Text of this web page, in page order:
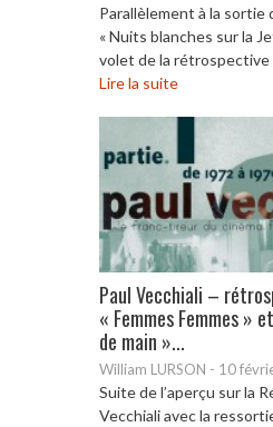
Parallèlement à la sortie
« Nuits blanches sur la
volet de la rétrospective
Lire la suite
Paul Vecchiali –
« Femmes Femmes »
de main »...
William LURSON - 10
Suite de l’aperçu sur la
Vecchiali avec la